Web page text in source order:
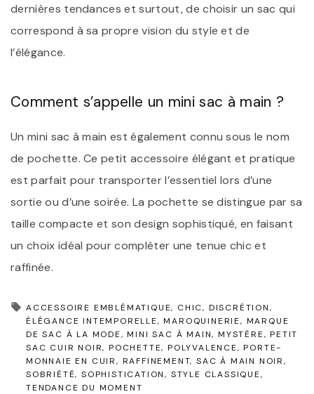
dernières tendances et surtout, de choisir un sac qui
correspond à sa propre vision du style et de
l’élégance.
Comment s’appelle un mini sac à main ?
Un mini sac à main est également connu sous le nom
de pochette. Ce petit accessoire élégant et pratique
est parfait pour transporter l’essentiel lors d’une
sortie ou d’une soirée. La pochette se distingue par sa
taille compacte et son design sophistiqué, en faisant
un choix idéal pour compléter une tenue chic et
raffinée.
ACCESSOIRE EMBLÉMATIQUE CHIC DISCRÉTION
ÉLÉGANCE INTEMPORELLE
MAROQUINERIE MARQUE
DE SAC À LA MODE
MINI SAC À MAIN MYSTÈRE
PETIT
SAC CUIR NOIR POCHETTE POLYVALENCE
PORTE-
MONNAIE EN CUIR RAFFINEMENT SAC À MAIN NOIR
SOBRIÉTÉ SOPHISTICATION STYLE CLASSIQUE
TENDANCE DU MOMENT